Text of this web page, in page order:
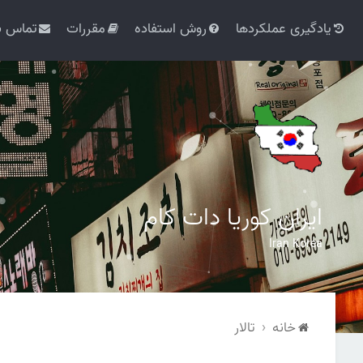
یادگیری عملکردها روش استفاده مقررات تماس
ایران کوریا دات کام
Iran Korea
خانه تالار